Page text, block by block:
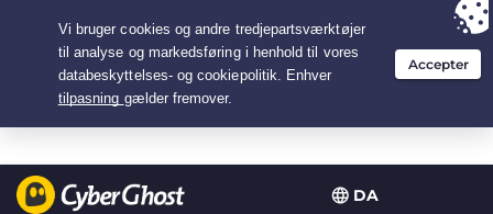
DA
Your choice:The Best Dealfor 3.3333333333333-years at $
/month